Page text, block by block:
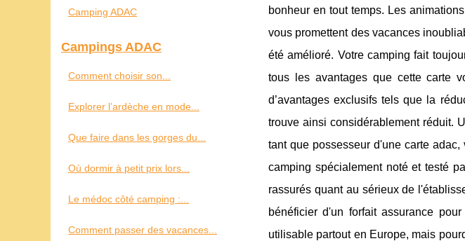
bonheur en tout temps. Les
vous promettent des vacances
été amélioré. Votre camping fait
tous les avantages que cette carte
d’avantages exclusifs tels que la
trouve ainsi considérablement réduit.
tant que possesseur d'une carte
camping spécialement noté et testé
rassurés quant au sérieux de
bénéficier d'un forfait assurance
utilisable partout en Europe, mais
Camping ADAC
Campings ADAC
Comment choisir son...
Explorer l’ardèche en mode...
Que faire dans les gorges du...
Où dormir à petit prix lors...
Le médoc côté camping :...
Comment passer des vacances...